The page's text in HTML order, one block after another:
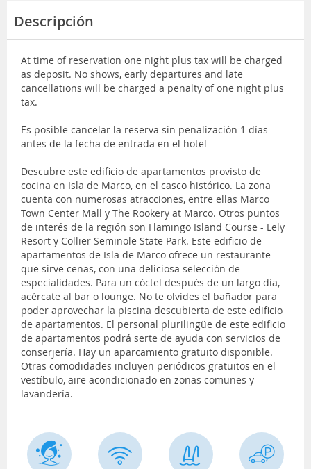
Descripción
At time of reservation one night plus tax will be charged
as deposit. No shows, early departures and late
cancellations will be charged a penalty of one night plus
tax.
Es posible cancelar la reserva sin penalización 1 días
antes de la fecha de entrada en el hotel
Descubre este edificio de apartamentos provisto de
cocina en Isla de Marco, en el casco histórico. La zona
cuenta con numerosas atracciones, entre ellas Marco
Town Center Mall y The Rookery at Marco. Otros puntos
de interés de la región son Flamingo Island Course - Lely
Resort y Collier Seminole State Park. Este edificio de
apartamentos de Isla de Marco ofrece un restaurante
que sirve cenas, con una deliciosa selección de
especialidades. Para un cóctel después de un largo día,
acércate al bar o lounge. No te olvides el bañador para
poder aprovechar la piscina descubierta de este edificio
de apartamentos. El personal plurilingüe de este edificio
de apartamentos podrá serte de ayuda con servicios de
conserjería. Hay un aparcamiento gratuito disponible.
Otras comodidades incluyen periódicos gratuitos en el
vestíbulo, aire acondicionado en zonas comunes y
lavandería.